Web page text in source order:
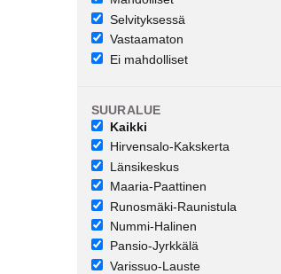
Selvityksessä
Vastaamaton
Ei mahdolliset
SUURALUE
Kaikki
Hirvensalo-Kakskerta
Länsikeskus
Maaria-Paattinen
Runosmäki-Raunistula
Nummi-Halinen
Pansio-Jyrkkälä
Varissuo-Lauste